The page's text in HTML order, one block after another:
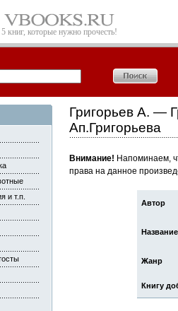
5 книг, которые нужно прочесть!
и т.п.
Григорьев А. —
Ап.Григорьева
Внимание! Напоминаем,
права на данное
Автор
Название
Жанр
Книгу